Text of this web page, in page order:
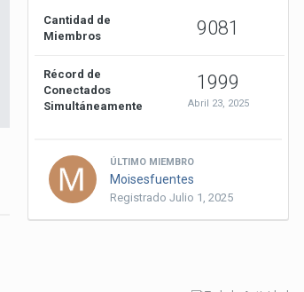
Cantidad de
Miembros
9081
Récord de
Conectados
Simultáneamente
1999
Abril 23, 2025
ÚLTIMO MIEMBRO
Moisesfuentes
Registrado Julio 1, 2025